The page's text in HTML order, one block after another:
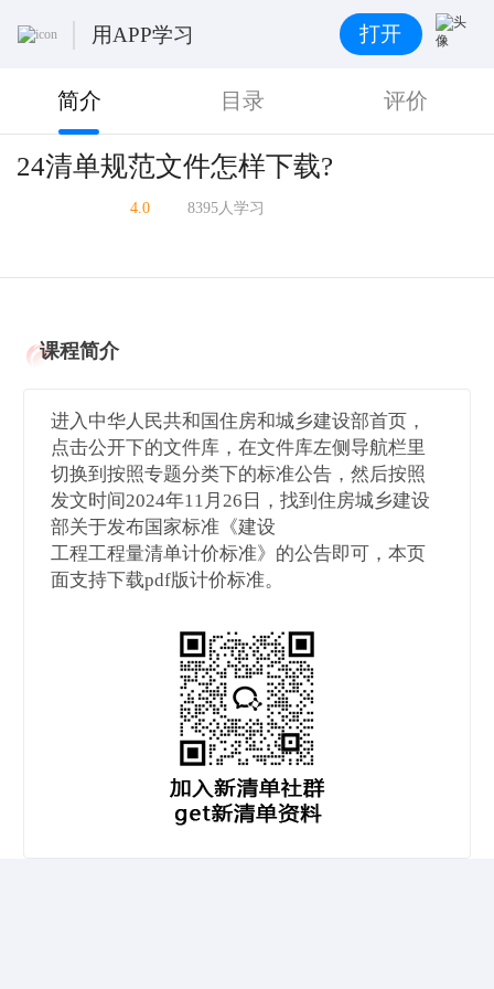
用APP学习 打开
简介 目录 评价
24清单规范文件怎样下载?
4.0 8395人学习
课程简介
进入中华人民共和国住房和城乡建设部首页，
点击公开下的文件库，在文件库左侧导航栏里
切换到按照专题分类下的标准公告，然后按照
发文时间2024年11月26日，找到住房城乡建设
部关于发布国家标准《建设
工程工程量清单计价标准》的公告即可，本页
面支持下载pdf版计价标准。